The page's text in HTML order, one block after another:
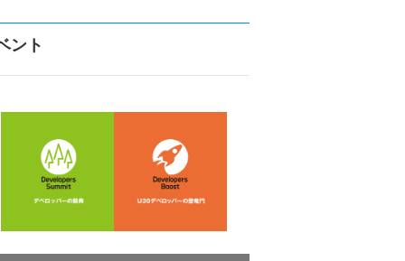
ント